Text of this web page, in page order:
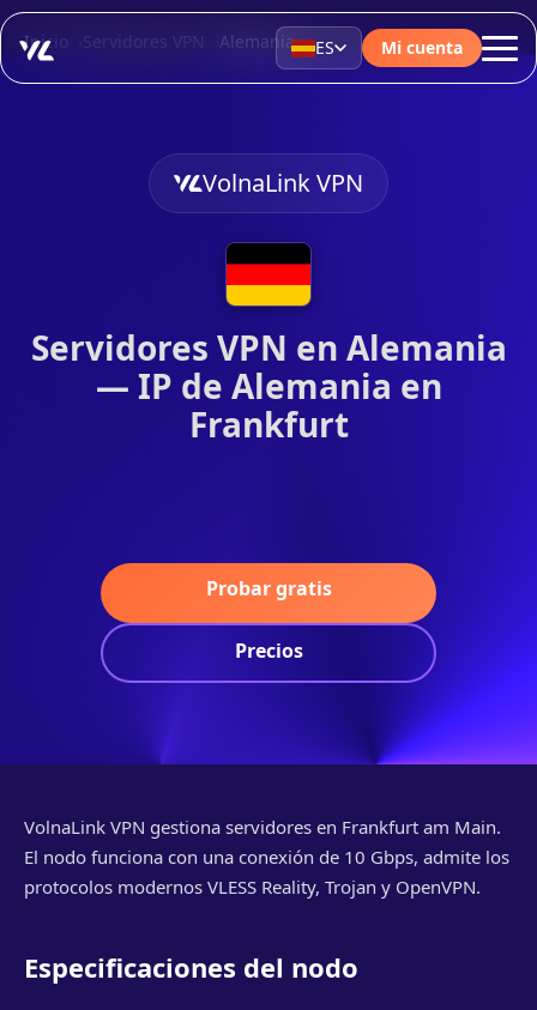
ES Mi cuenta
Inicio Servidores VPN Alemania
VolnaLink VPN
Servidores VPN en Alemania
— IP de Alemania en
Frankfurt
Probar gratis
Precios
VolnaLink VPN gestiona servidores en Frankfurt am Main.
El nodo funciona con una conexión de 10 Gbps, admite los
protocolos modernos VLESS Reality, Trojan y OpenVPN.
Especificaciones del nodo